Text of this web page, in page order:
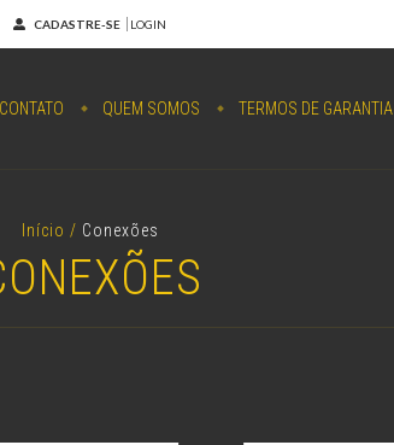
CADASTRE-SE LOGIN
CONTATO QUEM SOMOS TERMOS DE GARANTIA
Início / Conexões